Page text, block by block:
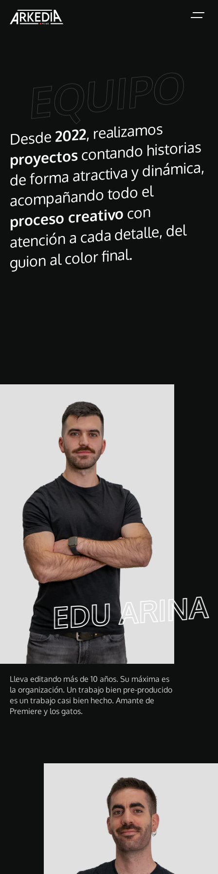
EQUIPO
Desde 2022, realizamos
proyectoscontando historias
de forma atractiva y dinámica,
acompañando todo el
proceso creativo con
atención a cada detalle, del
guion al color final.
EDU ARINA
Lleva editando más de 10 años. Su máxima es
la organización. Un trabajo bien pre-producido
es un trabajo casi bien hecho. Amante de
Premiere y los gatos.